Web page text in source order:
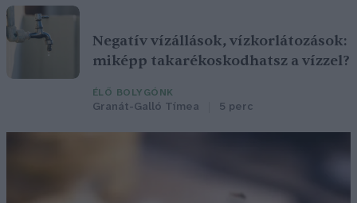
Negatív vízállások, vízkorlátozások:
miképp takarékoskodhatsz a vízzel?
ÉLŐ BOLYGÓNK
Granát-Galló Tímea 5 perc